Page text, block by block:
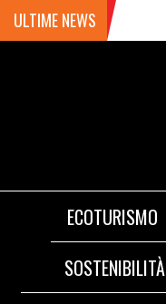
ULTIME NEWS
ECOTURISMO
SOSTENIBILITÀ